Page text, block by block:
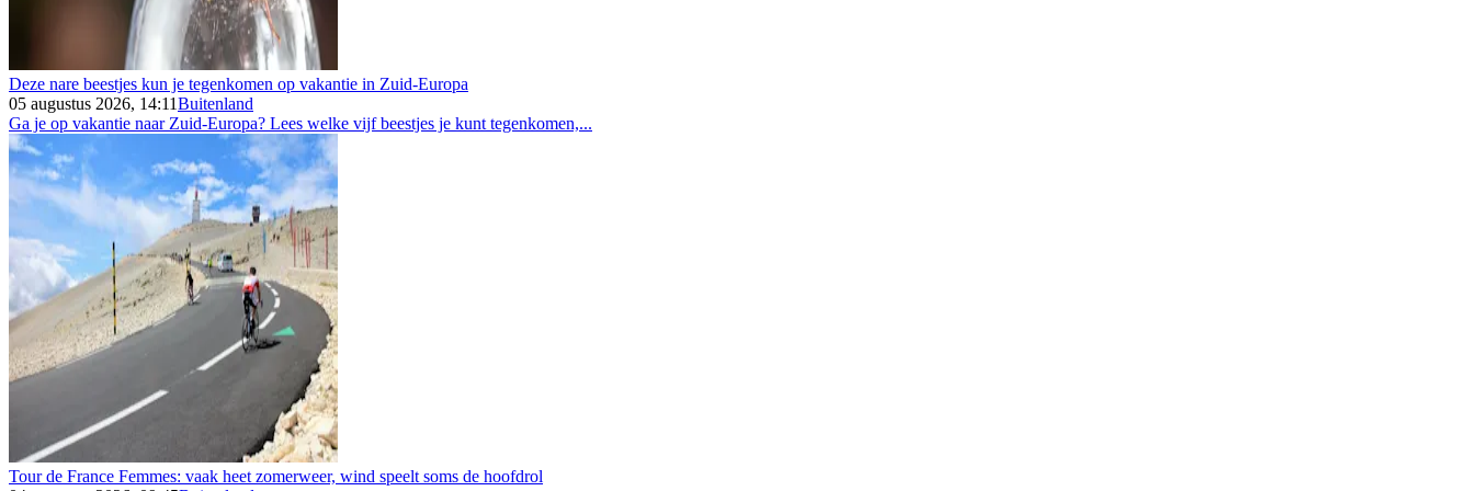
Deze nare beestjes kun je tegenkomen op vakantie in Zuid-Europa
05 augustus 2026, 14:11Buitenland
Ga je op vakantie naar Zuid-Europa? Lees welke vijf beestjes je kunt tegenkomen,...
Tour de France Femmes: vaak heet zomerweer, wind speelt soms de hoofdrol